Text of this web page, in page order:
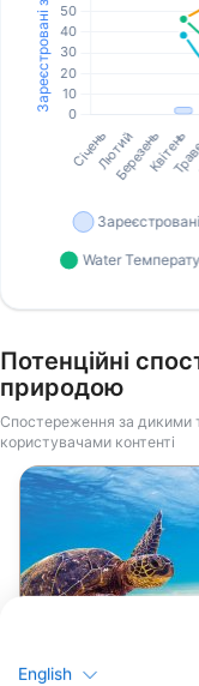
Потенційні
природою
Спостереження за дикими
користувачами контенті
Зелена
English